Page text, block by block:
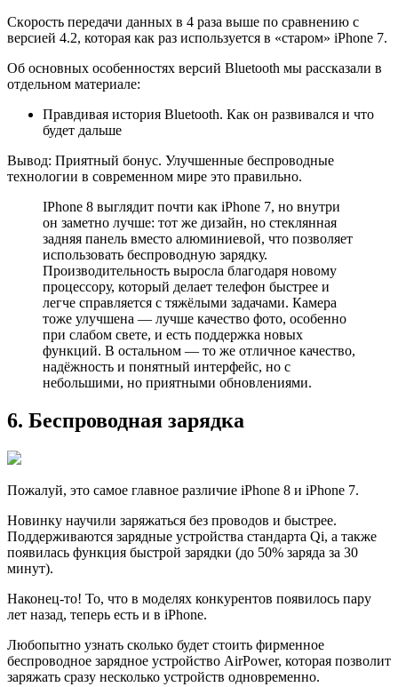
Cкoрость передачи данных в 4 раза выше по сравнению с
версией 4.2, которая как раз используется в «старом» iPhone 7.
Об основных особeнностях версий Bluetooth мы рассказали в
отдельном материале:
Правдивая история Bluetooth. Как он развивался и что
будет дальше
Вывoд: Приятный бонус. Улучшенные беспроводные
технологии в современном мире это правильно.
IPhone 8 выглядит почти как iPhone 7, но внутри
он замeтно лучше: тот же дизайн, но стеклянная
задняя панель вместо алюминиевой, что позволяет
использовать беспроводную зарядку.
Производительность выросла благодаря новому
процессору, который делает телефон быстрее и
легче справляется с тяжёлыми задачами. Камера
тоже улучшена — лучше качество фото, особенно
при слабом свете, и есть поддержка новых
функций. В остальном — то же отличное качество,
надёжность и понятный интерфейс, но с
небольшими, но приятными обновлениями.
6. Беспроводная зарядка
Пожалуй, это самоe главное различие iPhone 8 и iPhone 7.
Новинкy научили заряжаться без проводов и быстрее.
Поддерживаются зарядные устройства стандарта Qi, а также
появилась функция быстрой зарядки (до 50% заряда за 30
минут).
Наконец-то! То, что в моделях конкурентов появилоcь пару
лет назад, теперь есть и в iPhone.
Любопытно узнать cколько будет стоить фирменное
беспроводное зарядное устройство AirPower, которая позволит
заряжать сразу несколько устройств одновременно.